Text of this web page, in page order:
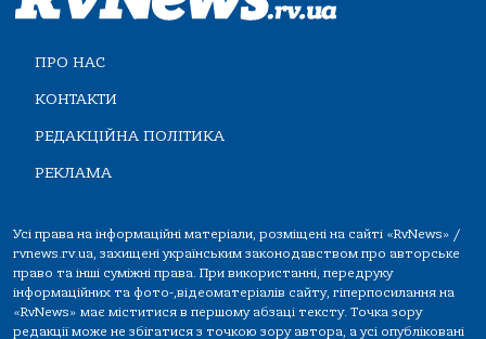
ПРО НАС
КОНТАКТИ
РЕДАКЦІЙНА ПОЛІТИКА
РЕКЛАМА
Усі права на інформаційні матеріали, розміщені на сайті «RvNews» /
rvnews.rv.ua, захищені українським законодавством про авторське
право та інші суміжні права. При використанні, передруку
інформаційних та фото-,відеоматеріалів сайту, гіперпосилання на
«RvNews» має міститися в першому абзаці тексту. Точка зору
редакції може не збігатися з точкою зору автора, а усі опубліковані